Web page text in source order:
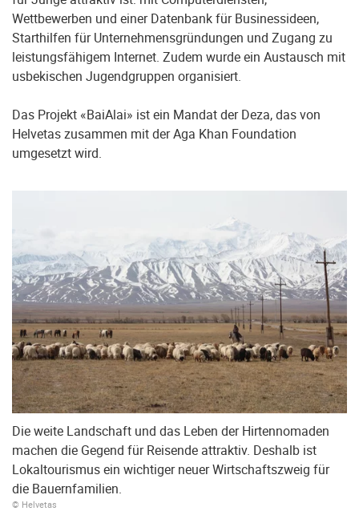
Wettbewerben und einer Datenbank für Businessideen,
Starthilfen für Unternehmensgründungen und Zugang zu
leistungsfähigem Internet. Zudem wurde ein Austausch mit
usbekischen Jugendgruppen organisiert.
Das Projekt «BaiAlai» ist ein Mandat der Deza, das von
Helvetas zusammen mit der Aga Khan Foundation
umgesetzt wird.
Die weite Landschaft und das Leben der Hirtennomaden
machen die Gegend für Reisende attraktiv. Deshalb ist
Lokaltourismus ein wichtiger neuer Wirtschaftszweig für
die Bauernfamilien.
© Helvetas